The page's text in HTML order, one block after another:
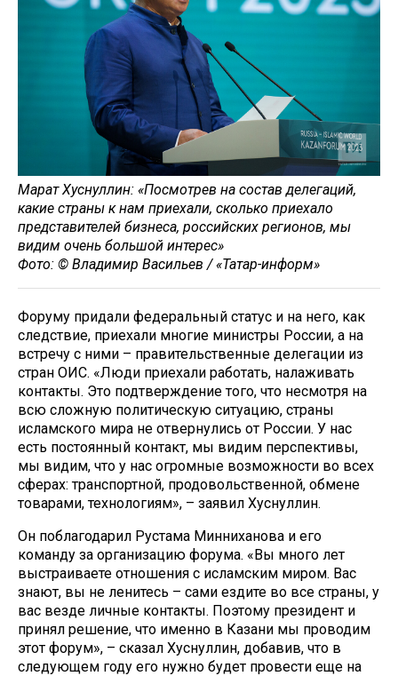
Марат Хуснуллин: «Посмотрев на состав делегаций,
какие страны к нам приехали, сколько приехало
представителей бизнеса, российских регионов, мы
видим очень большой интерес»
Фото: © Владимир Васильев / «Татар-информ»
Форуму придали федеральный статус и на него, как
следствие, приехали многие министры России, а на
встречу с ними – правительственные делегации из
стран ОИС. «Люди приехали работать, налаживать
контакты. Это подтверждение того, что несмотря на
всю сложную политическую ситуацию, страны
исламского мира не отвернулись от России. У нас
есть постоянный контакт, мы видим перспективы,
мы видим, что у нас огромные возможности во всех
сферах: транспортной, продовольственной, обмене
товарами, технологиям», – заявил Хуснуллин.
Он поблагодарил Рустама Минниханова и его
команду за организацию форума. «Вы много лет
выстраиваете отношения с исламским миром. Вас
знают, вы не ленитесь – сами ездите во все страны, у
вас везде личные контакты. Поэтому президент и
принял решение, что именно в Казани мы проводим
этот форум», – сказал Хуснуллин, добавив, что в
следующем году его нужно будет провести еще на